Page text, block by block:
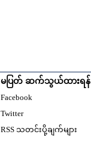
မပြတ် ဆက်သွယ်ထားရန်
Facebook
Twitter
RSS သတင်းပို့ချက်များ